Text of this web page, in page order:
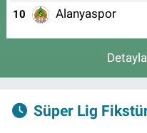
10 Alanyaspor
Süper Lig